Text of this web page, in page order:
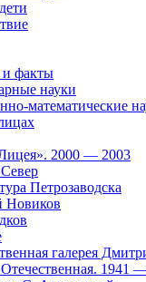
факты
науки
математические
2000 — 2003
Петрозаводска
Новиков
галерея
1941